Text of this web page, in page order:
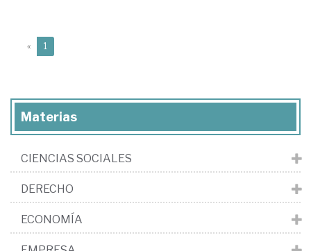
« 1
Materias
CIENCIAS SOCIALES
DERECHO
ECONOMÍA